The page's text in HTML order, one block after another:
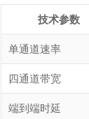
技术参数
单通道速率
四通道带宽
端到端时延